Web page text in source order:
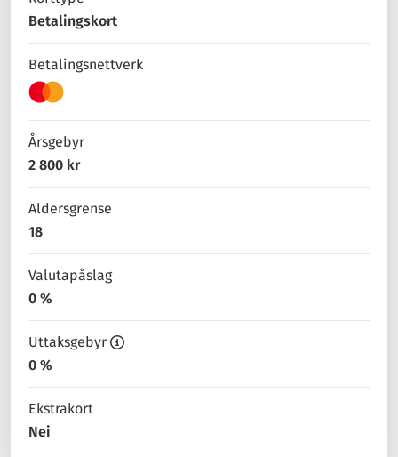
Betalingskort
Betalingsnettverk
Årsgebyr
2 800 kr
Aldersgrense
18
Valutapåslag
0 %
Uttaksgebyr
0 %
Ekstrakort
Nei